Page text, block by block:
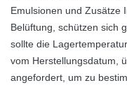
Emulsionen und Zusätze
Belüftung, schützen sich
sollte die
vom Herstellungsdatum,
angefordert, um zu